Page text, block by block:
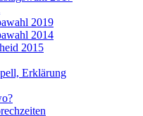
2019
2014
2015
Erklärung